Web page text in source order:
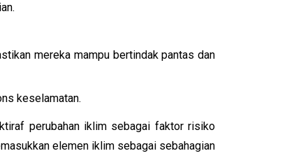
mereka mampu bertindak pantas dan
keselamatan.
perubahan iklim sebagai faktor risiko
elemen iklim sebagai sebahagian